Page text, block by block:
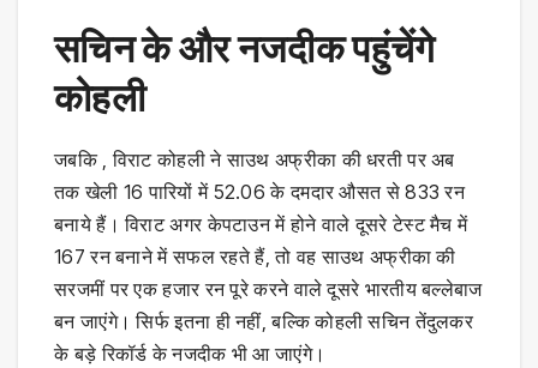
सचिन के और नजदीक पहुंचेंगे
कोहली
जबकि , विराट कोहली ने साउथ अफ्रीका की धरती पर अब
तक खेली 16 पारियों में 52.06 के दमदार औसत से 833 रन
बनाये हैं। विराट अगर केपटाउन में होने वाले दूसरे टेस्ट मैच में
167 रन बनाने में सफल रहते हैं, तो वह साउथ अफ्रीका की
सरजमीं पर एक हजार रन पूरे करने वाले दूसरे भारतीय बल्लेबाज
बन जाएंगे। सिर्फ इतना ही नहीं, बल्कि कोहली सचिन तेंदुलकर
के बड़े रिकॉर्ड के नजदीक भी आ जाएंगे।